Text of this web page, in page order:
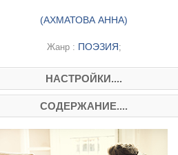
(АХМАТОВА АННА)
Жанр : ПОЭЗИЯ;
НАСТРОЙКИ....
СОДЕРЖАНИЕ....